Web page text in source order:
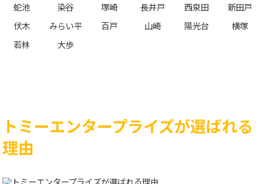
蛇池
染谷 塚崎 長井戸 西泉田
新田戸
伏木
みらい平 百戸 山崎 陽光台
横塚
若林
大歩
トミーエンタープライズが選ばれる
理由